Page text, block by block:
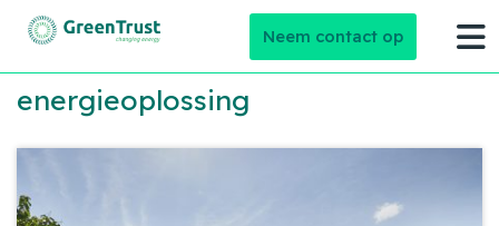
Neem contact op
energieoplossing